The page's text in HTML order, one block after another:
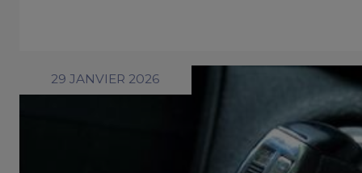
29 JANVIER 2026